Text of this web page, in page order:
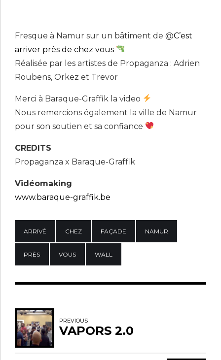
Fresque à Namur sur un bâtiment de @C’est
arriver près de chez vous
Réalisée par les artistes de Propaganza : Adrien
Roubens, Orkez et Trevor
Merci à Baraque-Graffik la video
Nous remercions également la ville de Namur
pour son soutien et sa confiance
CREDITS
Propaganza x Baraque-Graffik
Vidéomaking
www.baraque-graffik.be
ARRIVÉ CHEZ FAÇADE NAMUR
PRÈS VOUS WALL
PREVIOUS
VAPORS 2.0